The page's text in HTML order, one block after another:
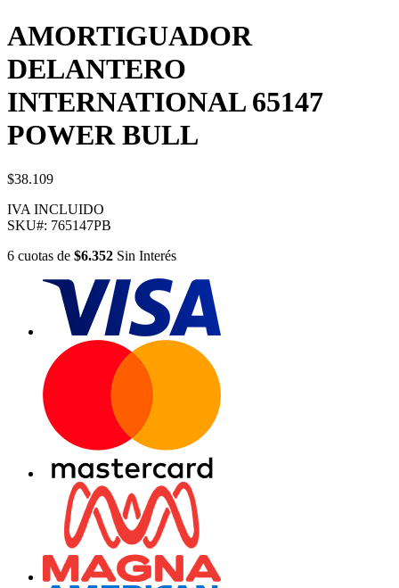
AMORTIGUADOR
DELANTERO
INTERNATIONAL 65147
POWER BULL
$38.109
IVA INCLUIDO
SKU#: 765147PB
6 cuotas de $6.352 Sin Interés